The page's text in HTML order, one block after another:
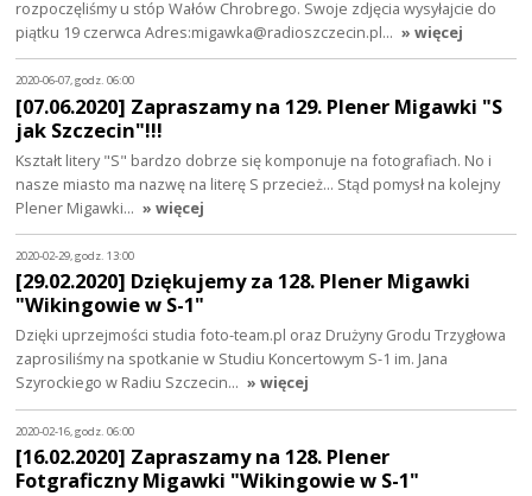
rozpoczęliśmy u stóp Wałów Chrobrego. Swoje zdjęcia wysyłajcie do
piątku 19 czerwca Adres:migawka@radioszczecin.pl… » więcej
2020-06-07, godz. 06:00
[07.06.2020] Zapraszamy na 129. Plener Migawki "S
jak Szczecin"!!!
Kształt litery "S" bardzo dobrze się komponuje na fotografiach. No i
nasze miasto ma nazwę na literę S przecież... Stąd pomysł na kolejny
Plener Migawki… » więcej
2020-02-29, godz. 13:00
[29.02.2020] Dziękujemy za 128. Plener Migawki
"Wikingowie w S-1"
Dzięki uprzejmości studia foto-team.pl oraz Drużyny Grodu Trzygłowa
zaprosiliśmy na spotkanie w Studiu Koncertowym S-1 im. Jana
Szyrockiego w Radiu Szczecin… » więcej
2020-02-16, godz. 06:00
[16.02.2020] Zapraszamy na 128. Plener
Fotgraficzny Migawki "Wikingowie w S-1"